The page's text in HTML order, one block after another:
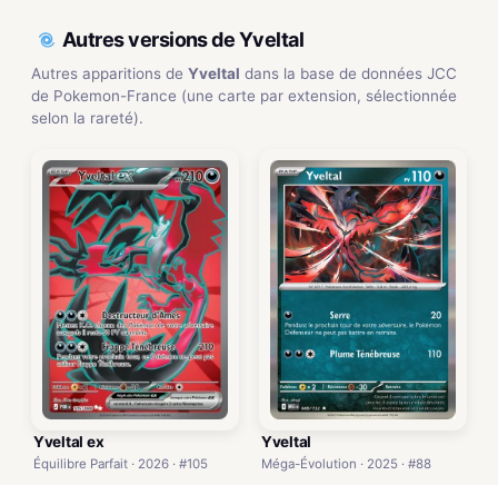
Autres versions de Yveltal
Autres apparitions de Yveltal dans la base de données JCC
de Pokemon-France (une carte par extension, sélectionnée
selon la rareté).
Yveltal ex
Équilibre Parfait · 2026 · #105
Yveltal
Méga-Évolution · 2025 · #88